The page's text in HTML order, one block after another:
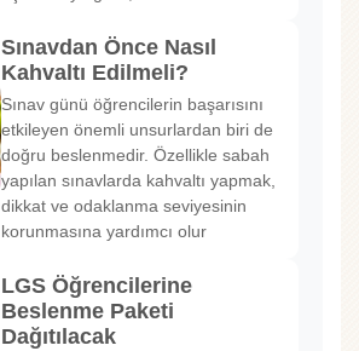
Sınavdan Önce Nasıl
Kahvaltı Edilmeli?
Sınav günü öğrencilerin başarısını
etkileyen önemli unsurlardan biri de
doğru beslenmedir. Özellikle sabah
yapılan sınavlarda kahvaltı yapmak,
dikkat ve odaklanma seviyesinin
korunmasına yardımcı olur
LGS Öğrencilerine
Beslenme Paketi
Dağıtılacak